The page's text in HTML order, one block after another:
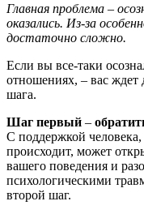
Главная проблема –
оказались. Из-за
достаточно сложно.
Если вы все-таки
отношениях, – вас ждет
шага.
Шаг первый –
С поддержкой
происходит, может
вашего поведения и
психологическими
второй шаг.